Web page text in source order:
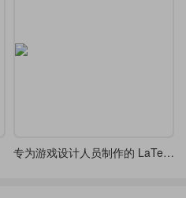
专为游戏设计人员制作的 LaTeX 文档类